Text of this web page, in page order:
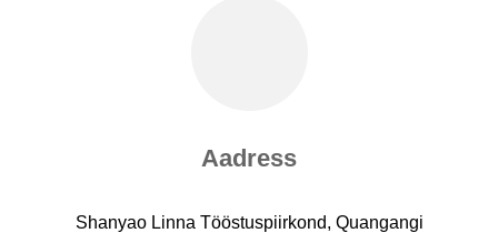
Aadress
Shanyao Linna Tööstuspiirkond, Quangangi